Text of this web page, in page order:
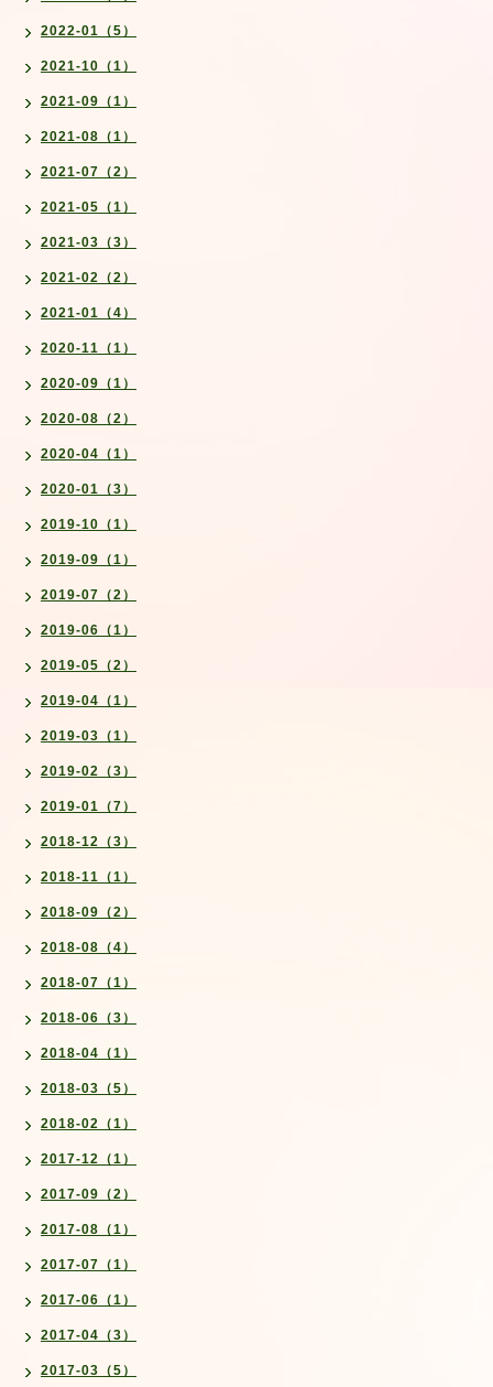
2022-01（5）
2021-10（1）
2021-09（1）
2021-08（1）
2021-07（2）
2021-05（1）
2021-03（3）
2021-02（2）
2021-01（4）
2020-11（1）
2020-09（1）
2020-08（2）
2020-04（1）
2020-01（3）
2019-10（1）
2019-09（1）
2019-07（2）
2019-06（1）
2019-05（2）
2019-04（1）
2019-03（1）
2019-02（3）
2019-01（7）
2018-12（3）
2018-11（1）
2018-09（2）
2018-08（4）
2018-07（1）
2018-06（3）
2018-04（1）
2018-03（5）
2018-02（1）
2017-12（1）
2017-09（2）
2017-08（1）
2017-07（1）
2017-06（1）
2017-04（3）
2017-03（5）